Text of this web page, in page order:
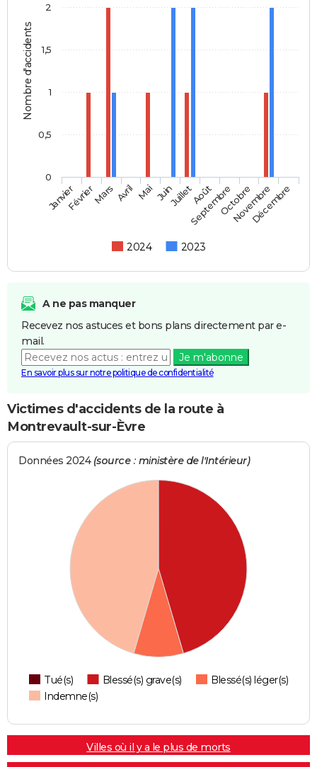
Nombre d'accidents
2024 2023
JanvierFévrierMars Avril Mai JuinJuilletAoût
SeptembreOctobre
Novembre
Décembre
0
0,5
1
1,5
2
A ne pas manquer
Recevez nos astuces et bons plans directement par e-
mail.
Je m'abonne
En savoir plus sur notre politique de confidentialité
Victimes d'accidents de la route à
Montrevault-sur-Èvre
Données 2024 (source : ministère de l'Intérieur)
Tué(s) Blessé(s) grave(s)
Blessé(s) léger(s)
Indemne(s)
Villes où il y a le plus de morts